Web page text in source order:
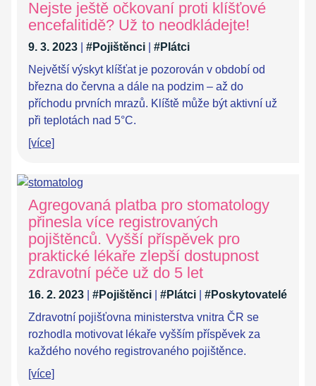
Nejste ještě očkovaní proti klíšťové
encefalitidě? Už to neodkládejte!
9. 3. 2023 #Pojištěnci
#Plátci
Největší výskyt klíšťat je pozorován v období od
března do června a dále na podzim – až do
příchodu prvních mrazů. Klíště může být aktivní už
při teplotách nad 5°C.
[více]
Agregovaná platba pro stomatology
přinesla více registrovaných
pojištěnců. Vyšší příspěvek pro
praktické lékaře zlepší dostupnost
zdravotní péče už do 5 let
16. 2. 2023 #Pojištěnci #Plátci
#Poskytovatelé
Zdravotní pojišťovna ministerstva vnitra ČR se
rozhodla motivovat lékaře vyšším příspěvek za
každého nového registrovaného pojištěnce.
[více]